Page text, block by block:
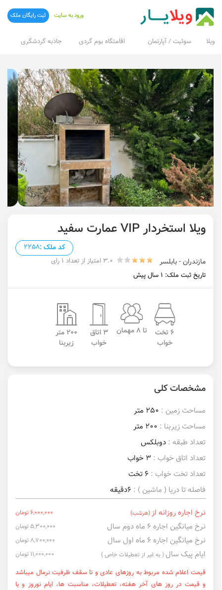
ویلا سوئیت / آپارتمان اقامتگاه بوم گردی جاذبه گردشگری
ورود به سایت ثبت رایگان ملک
ویلا استخردار VIP عمارت سفید
کد ملک :2258
مازندران - بابلسر
3.0 امتیاز از تعداد 1 رای
تاریخ ثبت ملک: 1 سال پیش
6 تخت
خواب
تا 8 مهمان
3 اتاق
خواب
200 متر
زیربنا
مشخصات کلی
مساحت زمین : 250 متر
مساحت زیربنا : 200 متر
تعداد طبقه : دوبلکس
تعداد اتاق خواب : 3 خواب
تعداد تخت خواب : 6 تخت
فاصله تا دریا ( ماشین ) : 6دقیقه
نرخ اجاره روزانه از (هرشب) 6,000,000 تومان
نرخ میانگین اجاره ۶ ماه دوم سال 5,300,000 تومان
نرخ میانگین اجاره ۶ ماه اول سال 8,700,000 تومان
ایام پیک سال ( به غیر از تعطیلات خاص ) 11,000,000 تومان
قیمت اعلام شده مربوط به روزهای عادی و تا سقف ظرفیت نرمال میباشد
و قیمت در روز های آخر هفته، تعطیلات، مناسبت ها، ایام نوروز و یا